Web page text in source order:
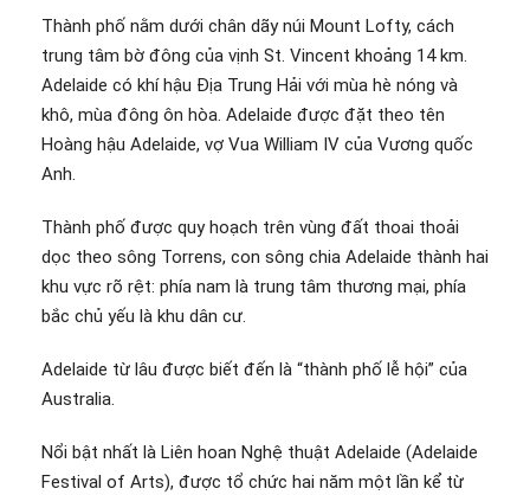
Thành phố nằm dưới chân dãy núi Mount Lofty, cách
trung tâm bờ đông của vịnh St. Vincent khoảng 14 km.
Adelaide có khí hậu Địa Trung Hải với mùa hè nóng và
khô, mùa đông ôn hòa. Adelaide được đặt theo tên
Hoàng hậu Adelaide, vợ Vua William IV của Vương quốc
Anh.
Thành phố được quy hoạch trên vùng đất thoai thoải
dọc theo sông Torrens, con sông chia Adelaide thành hai
khu vực rõ rệt: phía nam là trung tâm thương mại, phía
bắc chủ yếu là khu dân cư.
Adelaide từ lâu được biết đến là “thành phố lễ hội” của
Australia.
Nổi bật nhất là Liên hoan Nghệ thuật Adelaide (Adelaide
Festival of Arts), được tổ chức hai năm một lần kể từ